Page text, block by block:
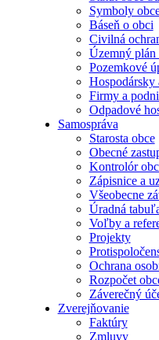
Symboly
Báseň o obci
Civilná
Územný plán
Pozemkové
Hospodársky
Firmy a
Odpadové
Samospráva
Starosta obce
Obecné
Kontrolór
Zápisnice a
Všeobecne
Úradná
Voľby a
Projekty
Ochrana
Rozpočet
Záverečný
Zverejňovanie
Faktúry
Zmluvy